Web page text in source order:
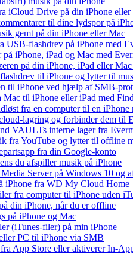
iCloud Drive på din iPhone
til dine lydspor på
gemt på din iPhone eller Mac
USB-flashdrev på iPhone med
iPhone, iPad og Mac med
på din iPhone, iPad eller
til iPhone og lytter til
til iPhone ved hjælp af SMB-
til iPhone eller iPad med
fra en computer til en
lagring og forbinder dem til
VAULTs interne lager fra
fra YouTube og lytter til offline
fra din Google-konto
du afspiller musik på iPhone
Server på Windows 10 og
iPhone fra WD My Cloud Home
fra computer til iPhone uden
din iPhone, når du er offline
på iPhone og Mac
(iTunes-filer) på min iPhone
PC til iPhone via SMB
fra App Store eller aktiverer In-